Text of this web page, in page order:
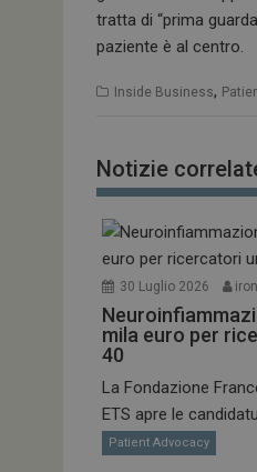
tratta di “prima
paziente è al centro.
Inside Business,
Notizie
30 Luglio 2026
mila euro per
40
La Fondazione
ETS apre le
Patient Advocacy